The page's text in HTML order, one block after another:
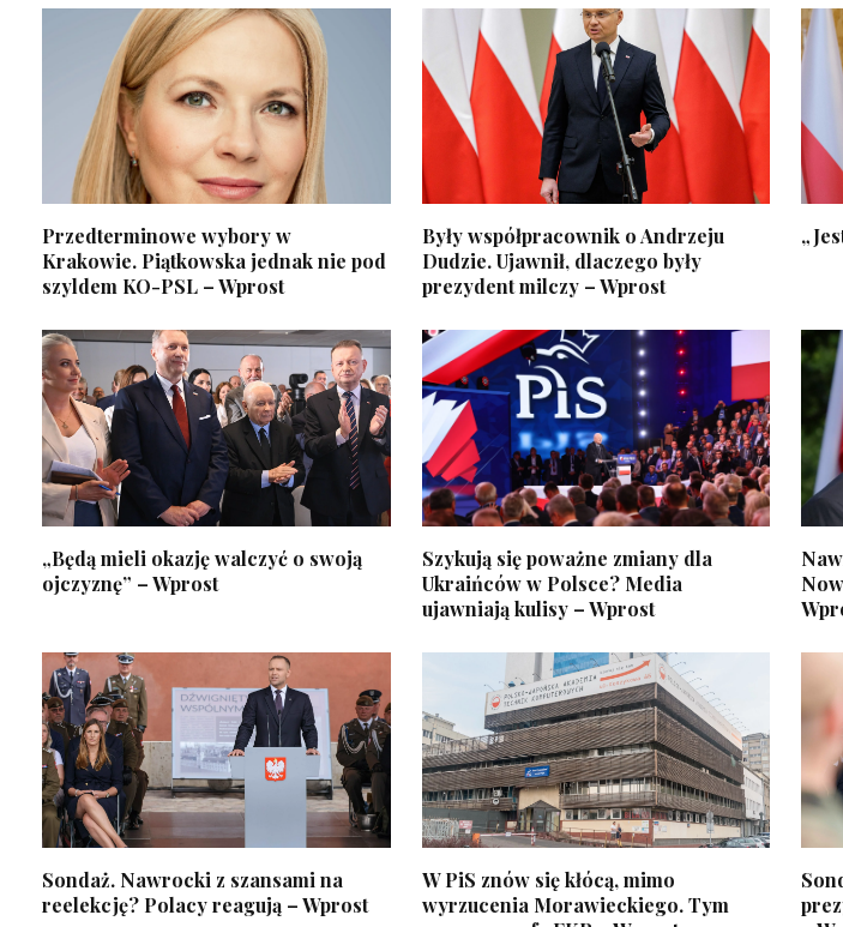
Przedterminowe wybory w
Krakowie. Piątkowska jednak nie pod
szyldem KO-PSL – Wprost
Były współpracownik o Andrzeju
Dudzie. Ujawnił, dlaczego były
prezydent milczy – Wprost
„Będą mieli okazję walczyć o swoją
ojczyznę” – Wprost
Szykują się poważne zmiany dla
Ukraińców w Polsce? Media
ujawniają kulisy – Wprost
Sondaż. Nawrocki z szansami na
reelekcję? Polacy reagują – Wprost
W PiS znów się kłócą, mimo
wyrzucenia Morawieckiego. Tym